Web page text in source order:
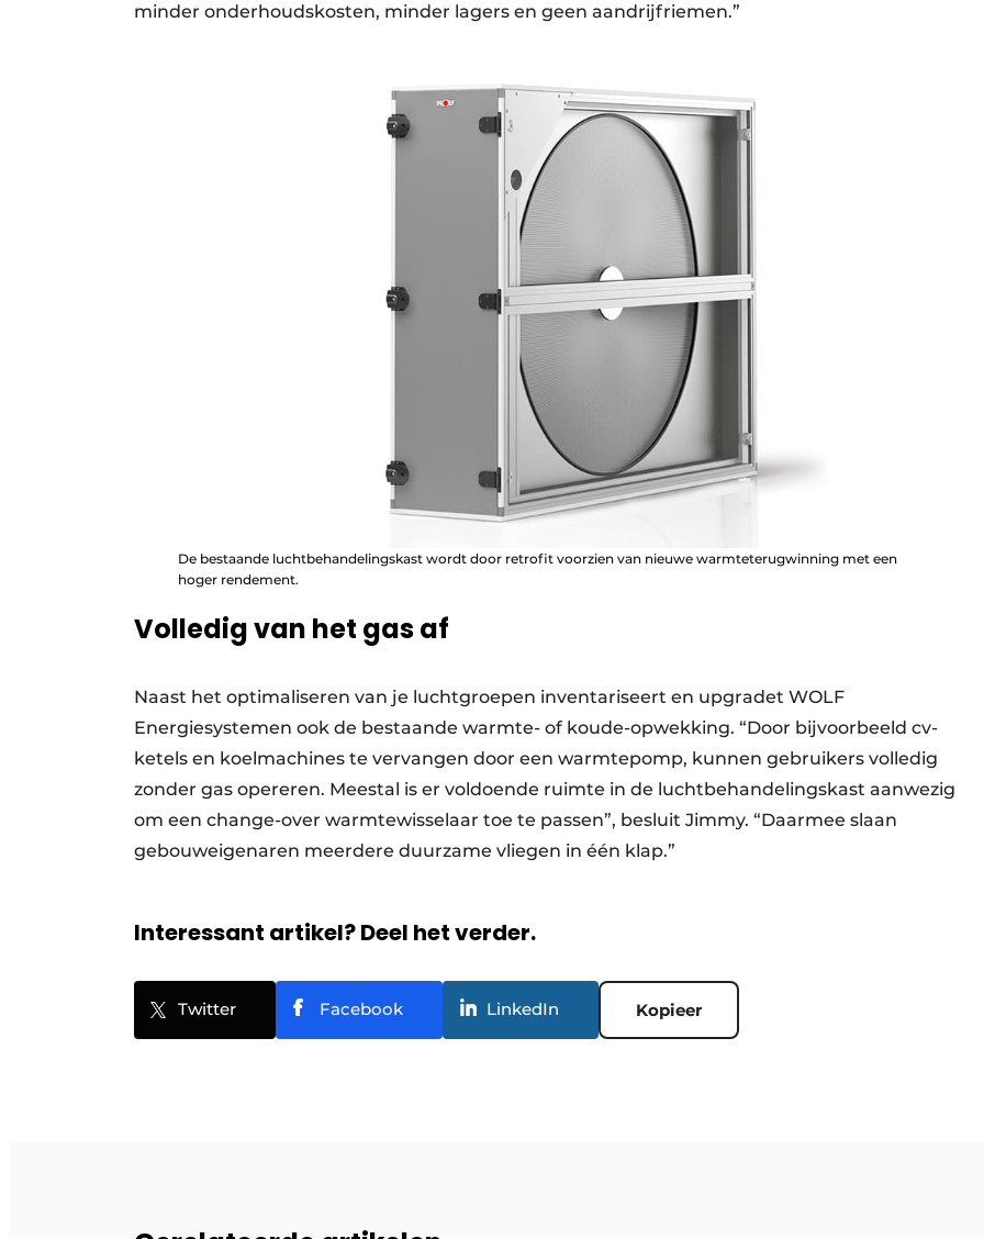
minder onderhoudskosten, minder lagers en geen aandrijfriemen.”
De bestaande luchtbehandelingskast wordt door retrofit voorzien van nieuwe warmteterugwinning met een
hoger rendement.
Volledig van het gas af
Naast het optimaliseren van je luchtgroepen inventariseert en upgradet WOLF
Energiesystemen ook de bestaande warmte- of koude-opwekking. “Door bijvoorbeeld cv-
ketels en koelmachines te vervangen door een warmtepomp, kunnen gebruikers volledig
zonder gas opereren. Meestal is er voldoende ruimte in de luchtbehandelingskast aanwezig
om een change-over warmtewisselaar toe te passen”, besluit Jimmy. “Daarmee slaan
gebouweigenaren meerdere duurzame vliegen in één klap.”
Interessant artikel? Deel het verder.
Twitter Facebook LinkedIn Kopieer